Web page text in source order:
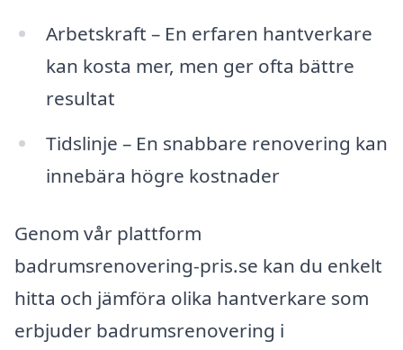
Arbetskraft – En erfaren hantverkare
kan kosta mer, men ger ofta bättre
resultat
Tidslinje – En snabbare renovering kan
innebära högre kostnader
Genom vår plattform
badrumsrenovering-pris.se kan du enkelt
hitta och jämföra olika hantverkare som
erbjuder badrumsrenovering i